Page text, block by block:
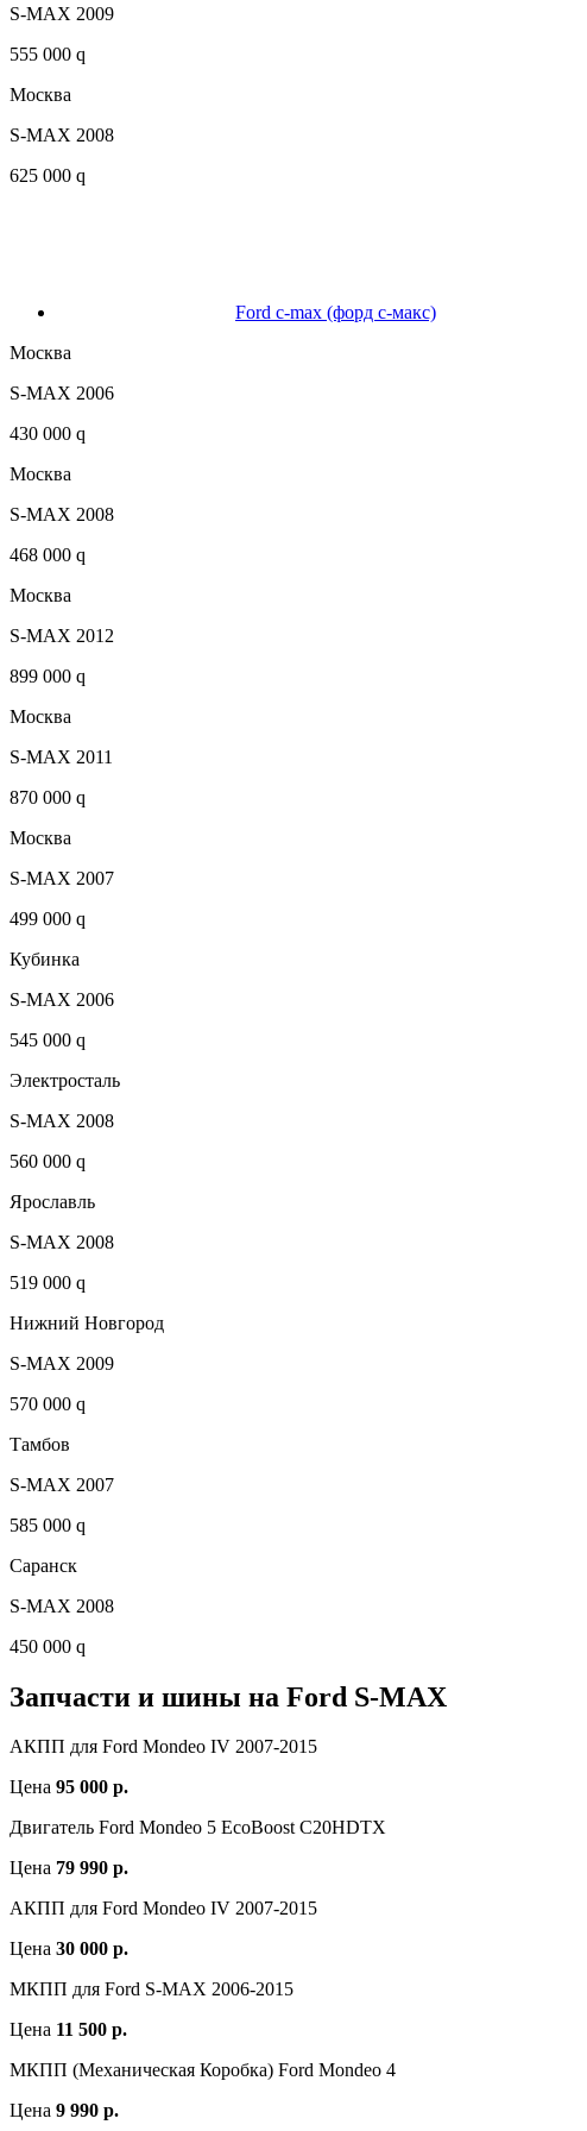
S-MAX 2009
555 000 q
Москва
S-MAX 2008
625 000 q
Ford c-max (форд с-макс)
Москва
S-MAX 2006
430 000 q
Москва
S-MAX 2008
468 000 q
Москва
S-MAX 2012
899 000 q
Москва
S-MAX 2011
870 000 q
Москва
S-MAX 2007
499 000 q
Кубинка
S-MAX 2006
545 000 q
Электросталь
S-MAX 2008
560 000 q
Ярославль
S-MAX 2008
519 000 q
Нижний Новгород
S-MAX 2009
570 000 q
Тамбов
S-MAX 2007
585 000 q
Саранск
S-MAX 2008
450 000 q
Запчасти и шины на Ford S-MAX
АКПП для Ford Mondeo IV 2007-2015
Цена 95 000 р.
Двигатель Ford Mondeo 5 EcoBoost C20HDTX
Цена 79 990 р.
АКПП для Ford Mondeo IV 2007-2015
Цена 30 000 р.
МКПП для Ford S-MAX 2006-2015
Цена 11 500 р.
МКПП (Механическая Коробка) Ford Mondeo 4
Цена 9 990 р.